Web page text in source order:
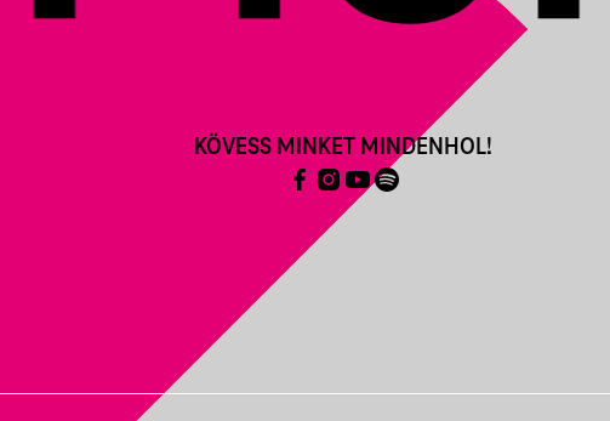
KÖVESS MINKET MINDENHOL!